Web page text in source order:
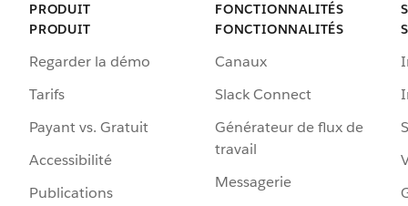
PRODUIT
PRODUIT
Regarder la démo
Tarifs
Payant vs. Gratuit
Accessibilité
Publications
FONCTIONNALITÉS
FONCTIONNALITÉS
Canaux
Slack Connect
Générateur de flux de
travail
Messagerie